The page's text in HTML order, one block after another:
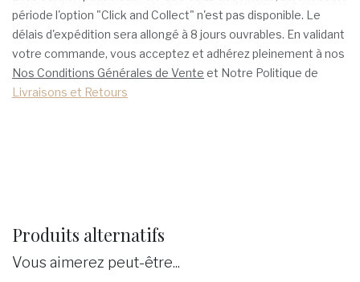
période l'option "Click and Collect" n'est pas disponible. Le
délais d'expédition sera allongé à 8 jours ouvrables. En validant
votre commande, vous acceptez et adhérez pleinement à nos
Nos Conditions Générales de Vente et Notre Politique de
Livraisons et Retours
Produits alternatifs
Vous aimerez peut-être...